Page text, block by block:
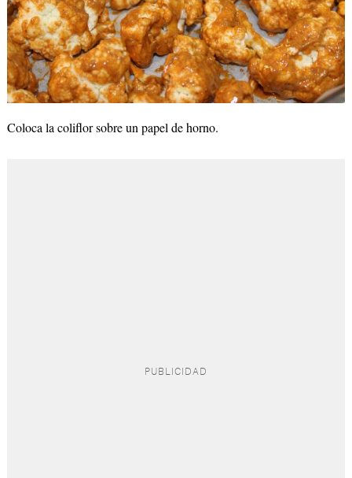
Coloca la coliflor sobre un papel de horno.